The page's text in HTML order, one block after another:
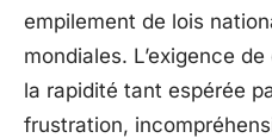
empilement de lois
mondiales. L’exigence
la rapidité tant espérée
frustration,